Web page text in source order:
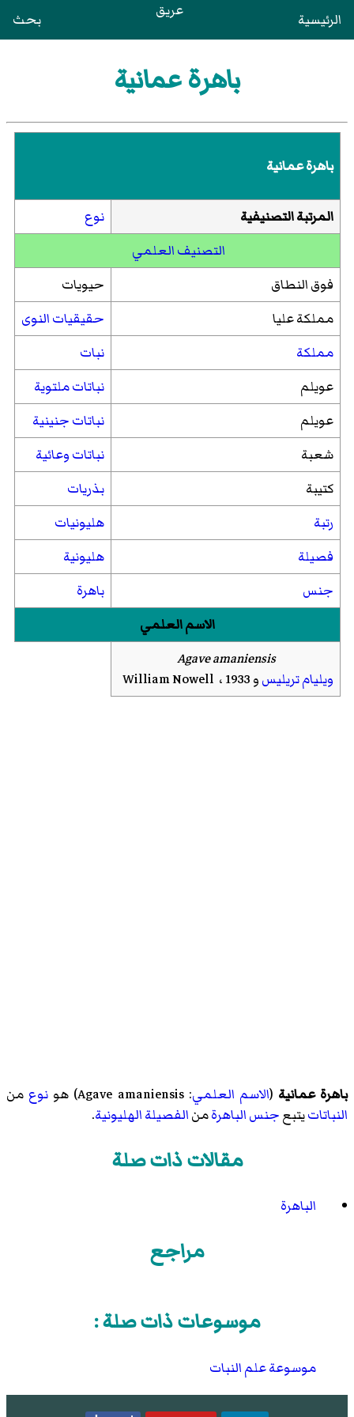
الرئيسية عريق بحث
باهرة عمانية
باهرة عمانية
المرتبة التصنيفية
نوع
التصنيف العلمي
فوق النطاق
حيويات
مملكة عليا
حقيقيات النوى
مملكة
نبات
عويلم
نباتات ملتوية
عويلم
نباتات جنينية
شعبة
نباتات وعائية
كتيبة
بذريات
رتبة
هليونيات
فصيلة
هليونية
جنس
باهرة
الاسم العلمي
Agave amaniensis
ويليام تريليسو William Nowell ، 1933
باهرة عمانية (الاسم العلمي:
Agave amaniensis) هو نوع من
النباتاتيتبعجنسالباهرةمنالفصيلةالهليونية.
مقالات ذات صلة
الباهرة
مراجع
موسوعات ذات صلة :
موسوعة علم النبات